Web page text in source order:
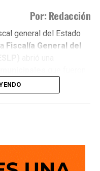
Por: Redacción
general del Estado
Fiscalía General del
las autoridades tienen
de drogas.